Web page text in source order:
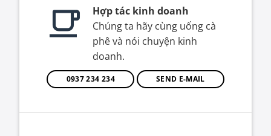
Hợp tác kinh doanh
Chúng ta hãy cùng uống cà
phê và nói chuyện kinh
doanh.
0937 234 234 SEND E-MAIL